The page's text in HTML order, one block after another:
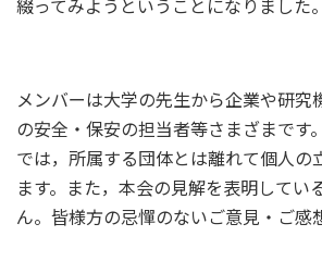
綴ってみようということになりました。
メンバーは大学の先生から企業や研究
の安全・保安の担当者等さまざまです
では，所属する団体とは離れて個人の
ます。また，本会の見解を表明してい
ん。皆様方の忌憚のないご意見・ご感